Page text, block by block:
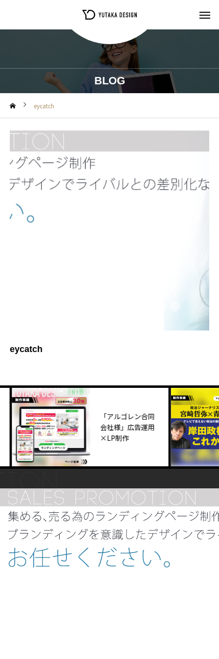
BLOG
eycatch
eycatch
「アルゴレン合同
会社様」広告運用
×LP制作